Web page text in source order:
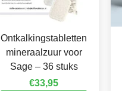
Ontkalkingstabletten
mineraalzuur voor
Sage – 36 stuks
€33,95